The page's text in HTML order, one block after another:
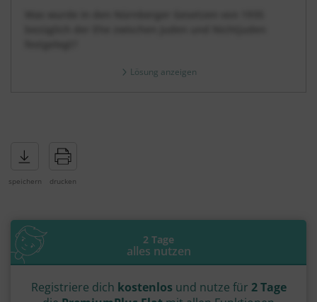
Lösung anzeigen
2 Tage
alles nutzen
Registriere dich kostenlos und nutze für 2 Tage